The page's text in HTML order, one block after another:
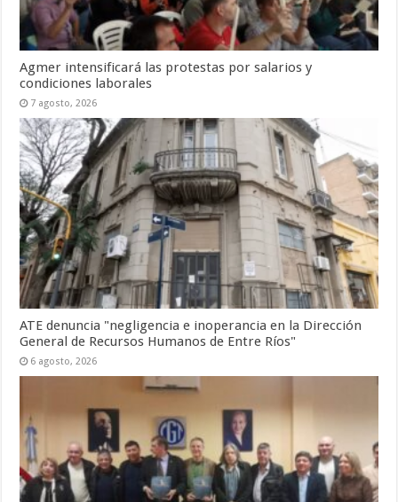
Agmer intensificará las protestas por salarios y
condiciones laborales
7 agosto, 2026
ATE denuncia "negligencia e inoperancia en la Dirección
General de Recursos Humanos de Entre Ríos"
6 agosto, 2026